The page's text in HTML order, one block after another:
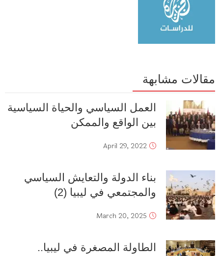
مقالات مشابهة
العمل السياسي والحياة السياسية
بين الواقع والممكن
April 29, 2022
بناء الدولة والتعايش السياسي
والمجتمعي في ليبيا (2)
March 20, 2025
الطاولة المصغرة في ليبيا..